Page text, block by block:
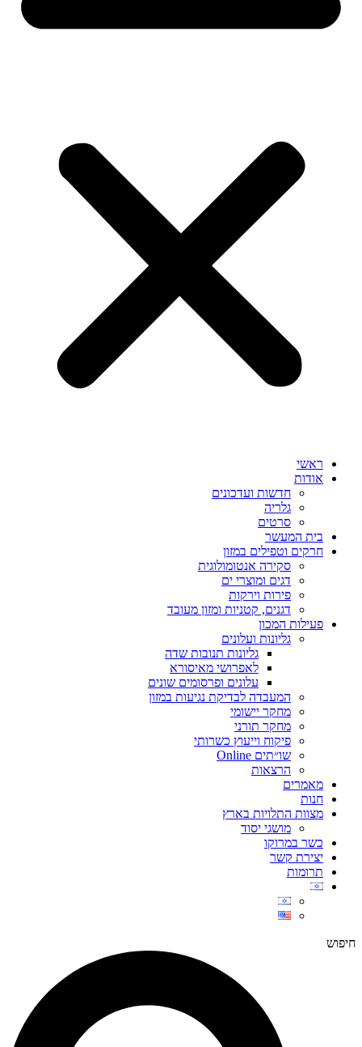
ראשי
אודות
חדשות ועדכונים
גלריה
סרטים
בית המעשר
חרקים וטפילים במזון
סקירה אנטומולוגית
דגים ומוצרי ים
פירות וירקות
דגנים, קטניות ומזון מעובד
פעילות המכון
גליונות ועלונים
גליונות תנובות שדה
לאפרושי מאיסורא
עלונים ופרסומים שונים
המעבדה לבדיקת נגיעות במזון
מחקר יישומי
מחקר תורני
פיקוח וייעוץ כשרותי
שו״תים Online
הרצאות
מאמרים
חנות
מצוות התלויות בארץ
מושגי יסוד
כשר במרוקו
יצירת קשר
תרומות
חיפוש